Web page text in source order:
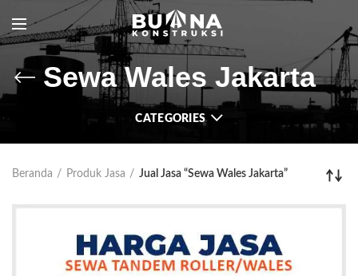
Sewa Wales Jakarta
CATEGORIES
Beranda Produk Jasa Jual Jasa “Sewa Wales Jakarta”